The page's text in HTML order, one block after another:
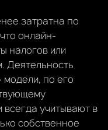
затратна по
онлайн-
налогов или
Деятельность
модели, по его
всегда учитывают в
собственное